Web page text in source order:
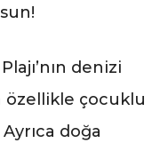
denizi
özellikle çocuklu
doğa